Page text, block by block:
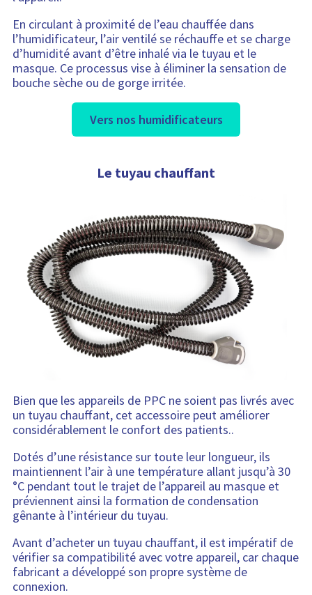
En circulant à proximité de l’eau chauffée dans
l’humidificateur, l’air ventilé se réchauffe et se charge
d’humidité avant d’être inhalé via le tuyau et le
masque. Ce processus vise à éliminer la sensation de
bouche sèche ou de gorge irritée.
Vers nos humidificateurs
Le tuyau chauffant
Bien que les appareils de PPC ne soient pas livrés avec
un tuyau chauffant, cet accessoire peut améliorer
considérablement le confort des patients..
Dotés d’une résistance sur toute leur longueur, ils
maintiennent l’air à une température allant jusqu’à 30
°C pendant tout le trajet de l’appareil au masque et
préviennent ainsi la formation de condensation
gênante à l’intérieur du tuyau.
Avant d’acheter un tuyau chauffant, il est impératif de
vérifier sa compatibilité avec votre appareil, car chaque
fabricant a développé son propre système de
connexion.